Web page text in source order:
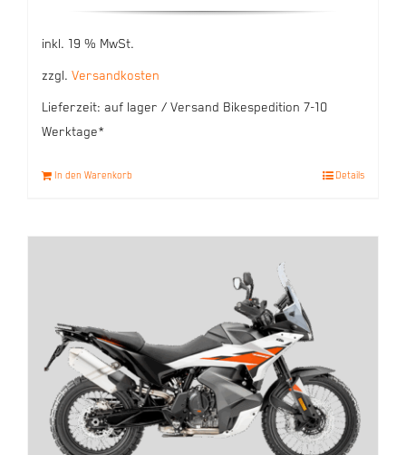
inkl. 19 % MwSt.
zzgl. Versandkosten
Lieferzeit: auf lager / Versand Bikespedition 7-10
Werktage*
In den Warenkorb Details